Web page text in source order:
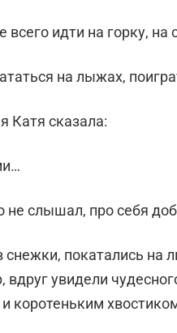
идти на горку,
на лыжах,
Катя сказала:
не слышал, про себя
снежки, покатались на
вдруг увидели
коротеньким